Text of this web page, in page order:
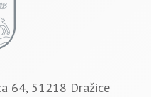
64, 51218 Dražice